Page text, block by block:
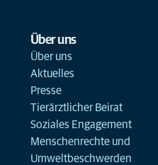
Über uns
Über uns
Aktuelles
Presse
Tierärztlicher Beirat
Soziales Engagement
Menschenrechte und
Umweltbeschwerden